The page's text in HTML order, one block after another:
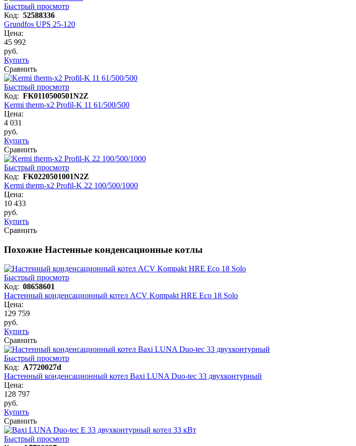
Быстрый просмотр
Код: 52588336
Grundfos UPS 25-120
Цена:
45 992
руб.
Купить
Сравнить
Быстрый просмотр
Код: FK0110500501N2Z
Kermi therm-x2 Profil-K 11 61/500/500
Цена:
4 031
руб.
Купить
Сравнить
Быстрый просмотр
Код: FK0220501001N2Z
Kermi therm-x2 Profil-K 22 100/500/1000
Цена:
10 433
руб.
Купить
Сравнить
Похожие Настенные конденсационные котлы
Быстрый просмотр
Код: 08658601
Настенный конденсационный котел ACV Kompakt HRE Eco 18 Solo
Цена:
129 759
руб.
Купить
Сравнить
Быстрый просмотр
Код: A7720027d
Настенный конденсационный котел Baxi LUNA Duo-tec 33 двухконтурный
Цена:
128 797
руб.
Купить
Сравнить
Быстрый просмотр